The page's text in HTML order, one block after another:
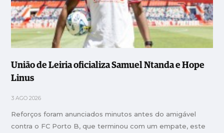
União de Leiria oficializa Samuel Ntanda e Hope
Linus
3 AGO 2026
Reforços foram anunciados minutos antes do amigável
contra o FC Porto B, que terminou com um empate, este